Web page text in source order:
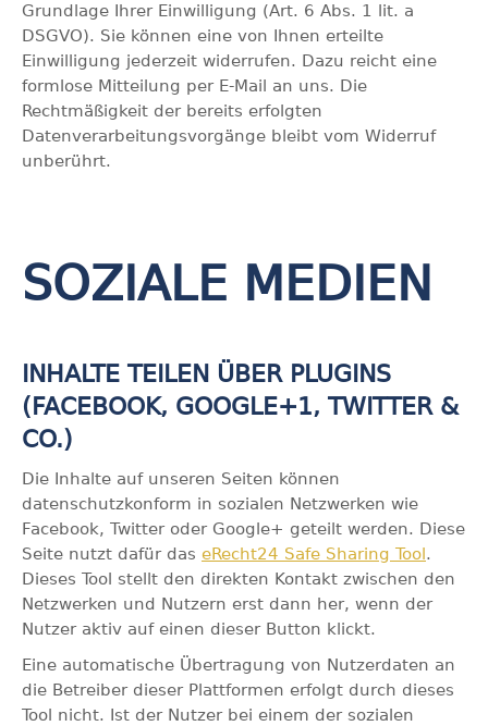
Grundlage Ihrer Einwilligung (Art. 6 Abs. 1 lit. a
DSGVO). Sie können eine von Ihnen erteilte
Einwilligung jederzeit widerrufen. Dazu reicht eine
formlose Mitteilung per E-Mail an uns. Die
Rechtmäßigkeit der bereits erfolgten
Datenverarbeitungsvorgänge bleibt vom Widerruf
unberührt.
SOZIALE MEDIEN
INHALTE TEILEN ÜBER PLUGINS
(FACEBOOK, GOOGLE+1, TWITTER &
CO.)
Die Inhalte auf unseren Seiten können
datenschutzkonform in sozialen Netzwerken wie
Facebook, Twitter oder Google+ geteilt werden. Diese
Seite nutzt dafür das eRecht24 Safe Sharing Tool.
Dieses Tool stellt den direkten Kontakt zwischen den
Netzwerken und Nutzern erst dann her, wenn der
Nutzer aktiv auf einen dieser Button klickt.
Eine automatische Übertragung von Nutzerdaten an
die Betreiber dieser Plattformen erfolgt durch dieses
Tool nicht. Ist der Nutzer bei einem der sozialen